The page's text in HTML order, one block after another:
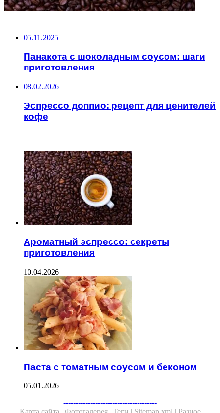
05.11.2025
Панакота с шоколадным соусом: шаги
приготовления
08.02.2026
Эспрессо доппио: рецепт для ценителей
кофе
Ароматный эспрессо: секреты
приготовления
10.04.2026
Паста с томатным соусом и беконом
05.01.2026
--------------------------------------